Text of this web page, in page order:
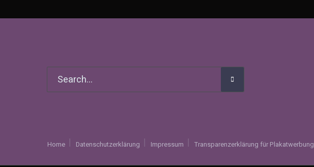
Home Datenschutzerklärung Impressum Transparenzerklärung für Plakatwerbung